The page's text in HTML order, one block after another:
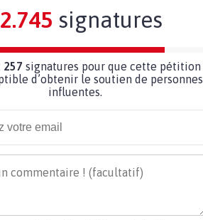
signatures
257 signatures pour que cette pétition
d’obtenir le soutien de personnes
influentes.